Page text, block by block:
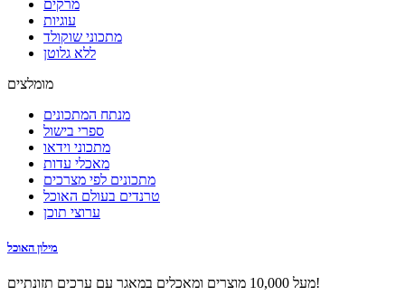
מרקים
עוגיות
מתכוני שוקולד
ללא גלוטן
מומלצים
מנתח המתכונים
ספרי בישול
מתכוני וידאו
מאכלי עדות
מתכונים לפי מצרכים
טרנדים בעולם האוכל
ערוצי תוכן
מילון האוכל
מעל 10,000 מוצרים ומאכלים במאגר עם ערכים תזונתיים!